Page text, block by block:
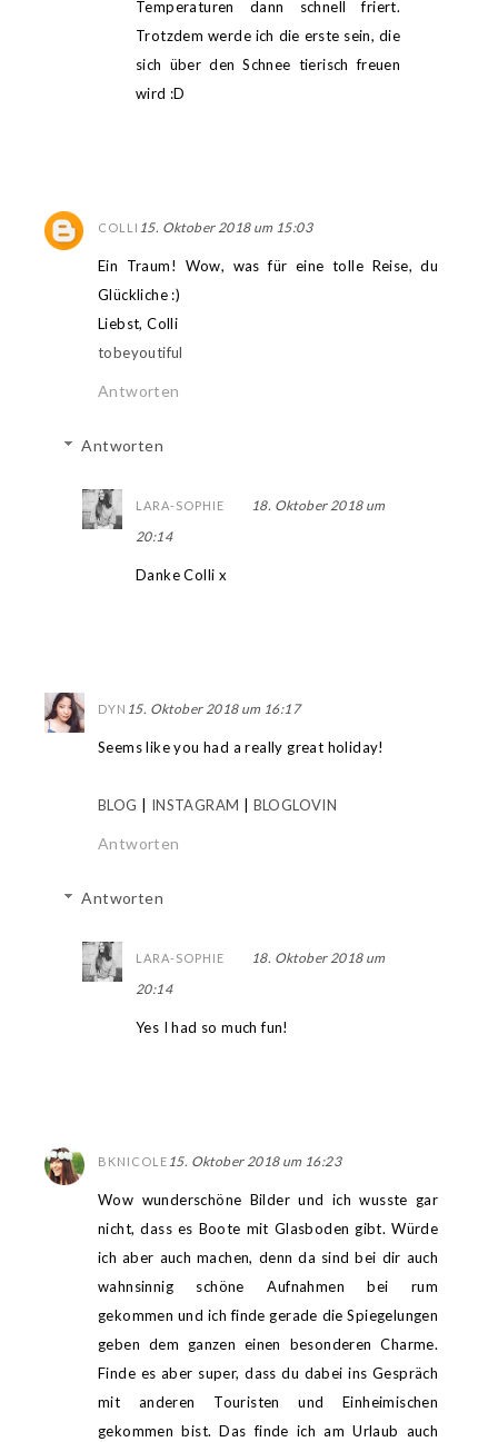
Temperaturen dann schnell friert.
Trotzdem werde ich die erste sein, die
sich über den Schnee tierisch freuen
wird :D
COLLI 15. Oktober 2018 um 15:03
Ein Traum! Wow, was für eine tolle Reise, du
Glückliche :)
Liebst, Colli
tobeyoutiful
Antworten
Antworten
LARA-SOPHIE
18. Oktober 2018 um
20:14
Danke Colli x
DYN 15. Oktober 2018 um 16:17
Seems like you had a really great holiday!
BLOG INSTAGRAM BLOGLOVIN
Antworten
Antworten
LARA-SOPHIE
18. Oktober 2018 um
20:14
Yes I had so much fun!
BKNICOLE15. Oktober 2018 um 16:23
Wow wunderschöne Bilder und ich wusste gar
nicht, dass es Boote mit Glasboden gibt. Würde
ich aber auch machen, denn da sind bei dir auch
wahnsinnig schöne Aufnahmen bei rum
gekommen und ich finde gerade die Spiegelungen
geben dem ganzen einen besonderen Charme.
Finde es aber super, dass du dabei ins Gespräch
mit anderen Touristen und Einheimischen
gekommen bist. Das finde ich am Urlaub auch